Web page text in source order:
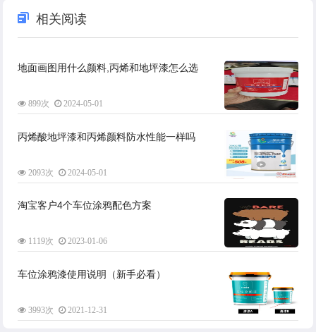
相关阅读
地面画图用什么颜料,丙烯和地坪漆怎么选
899次 2024-05-01
丙烯酸地坪漆和丙烯颜料防水性能一样吗
2093次 2024-05-01
淘宝客户4个车位涂鸦配色方案
1119次 2023-01-06
车位涂鸦漆使用说明（新手必看）
3993次 2021-12-31